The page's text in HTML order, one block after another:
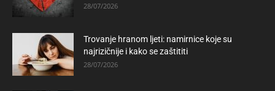
28/07/2026
Trovanje hranom ljeti: namirnice koje su
najrizičnije i kako se zaštititi
28/07/2026